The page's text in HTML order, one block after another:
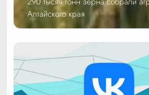
Алтайского края